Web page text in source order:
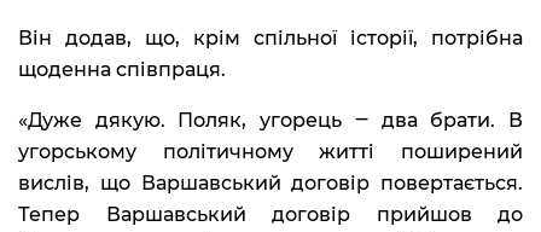
Він додав, що, крім спільної історії, потрібна
щоденна співпраця.
«Дуже дякую. Поляк, угорець ‒ два брати. В
угорському політичному житті поширений
вислів, що Варшавський договір повертається.
Тепер Варшавський договір прийшов до